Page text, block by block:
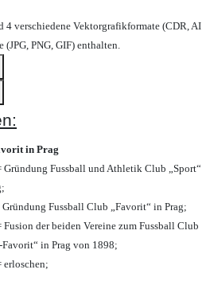
4 verschiedene Vektorgrafikformate (CDR, AI
PNG, GIF) enthalten.
in Prag
Gründung Fussball und Athletik Club „Sport“
Gründung Fussball Club „Favorit“ in Prag;
Fusion der beiden Vereine zum Fussball Club
Favorit“ in Prag von 1898;
erloschen;